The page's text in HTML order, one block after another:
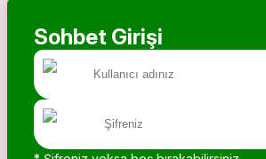
Sohbet Girişi